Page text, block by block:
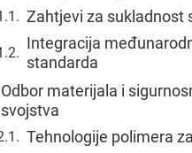
Zahtjevi za sukladnost
Integracija
standarda
Odbor materijala i
svojstva
Tehnologije polimera